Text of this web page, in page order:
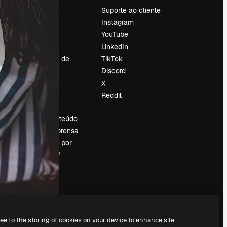
Preços
Sobre nós
Tendências de
pesquisa
Blog
Eventos
Slidesgo
Vender conteúdo
Sala de imprensa
Procurando por
magnific.ai?
Suporte ao cliente
Instagram
YouTube
LinkedIn
TikTok
Discord
X
Reddit
to the storing of cookies on your device to enhance site